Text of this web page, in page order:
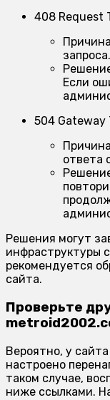
408 Request
запроса.
Если
504 Gateway
ответа
Решения могут
инфраструктуры
рекомендуется
сайта.
Проверьте
Вероятно, у
настроено
таком случае,
ниже ссылками.